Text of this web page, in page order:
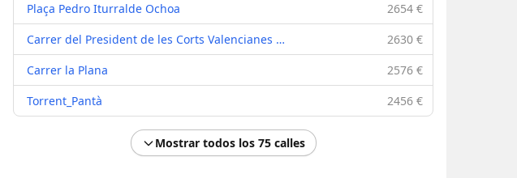
Plaça Pedro Iturralde Ochoa
2654 €
Carrer del President de les Corts Valencianes Vicente González Lizondo
2630 €
Carrer la Plana
2576 €
Torrent_Pantà
2456 €
Mostrar todos los 75 calles